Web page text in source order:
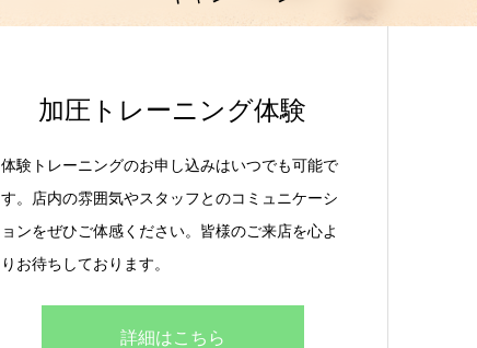
加圧トレーニング体験
体験トレーニングのお申し込みはいつでも可能で
す。店内の雰囲気やスタッフとのコミュニケーシ
ョンをぜひご体感ください。皆様のご来店を心よ
りお待ちしております。
詳細はこちら